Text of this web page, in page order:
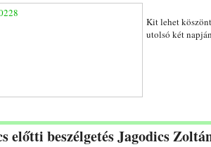
Kit lehet
utolsó két
előtti beszélgetés Jagodics